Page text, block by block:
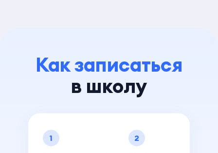
Как записаться
в школу
1 2